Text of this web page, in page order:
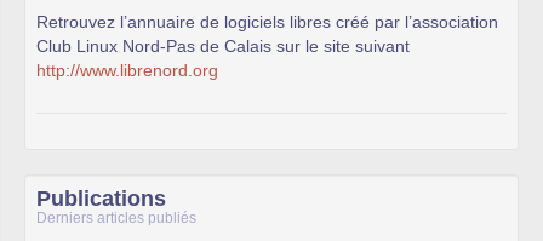
Retrouvez l’annuaire de logiciels libres créé par l’association
Club Linux Nord-Pas de Calais sur le site suivant
http://www.librenord.org
Publications
Derniers articles publiés